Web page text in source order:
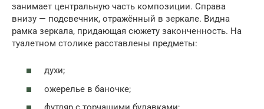
занимает центральную часть композиции. Справа
внизу — подсвечник, отражённый в зеркале. Видна
рамка зеркала, придающая сюжету законченность. На
туалетном столике расставлены предметы:
духи;
ожерелье в баночке;